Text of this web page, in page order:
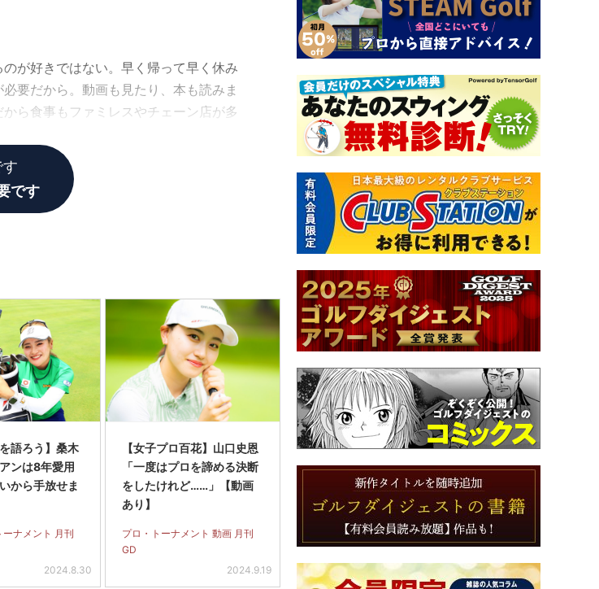
が好きではない。早く帰って早く休み
要だから。動画も見たり、本も読みま
ら食事もファミレスやチェーン店が多
です
語ろう】桑木
ンは8年愛用
から手放せま
ーナメント 月刊
2024.8.30
【女子プロ百花】山口史恩
「一度はプロを諦める決断
をしたけれど……」【動画
あり】
プロ・トーナメント 動画 月刊
GD
2024.9.19